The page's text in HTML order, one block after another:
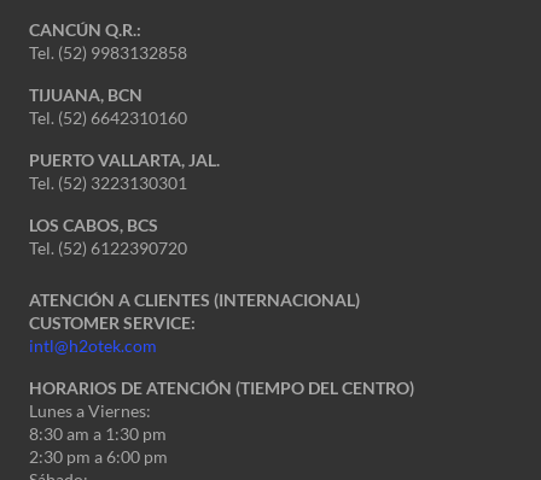
CANCÚN Q.R.:
Tel. (52) 9983132858
TIJUANA, BCN
Tel. (52) 6642310160
PUERTO VALLARTA, JAL.
Tel. (52) 3223130301
LOS CABOS, BCS
Tel. (52) 6122390720
ATENCIÓN A CLIENTES (INTERNACIONAL)
CUSTOMER SERVICE:
intl@h2otek.com
HORARIOS DE ATENCIÓN (TIEMPO DEL CENTRO)
Lunes a Viernes:
8:30 am a 1:30 pm
2:30 pm a 6:00 pm